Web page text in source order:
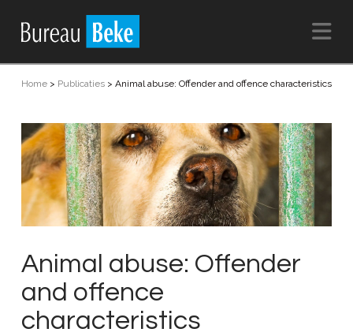
Home> Publicaties> Animal abuse: Offender and offence characteristics
Animal abuse: Offender
and offence
characteristics